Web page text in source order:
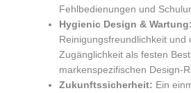
Fehlbedienungen und
Hygienic Design & Wartung:
Reinigungsfreundlichkeit und
Zugänglichkeit als festen
markenspezifischen Design-
Zukunftssicherheit: Ein